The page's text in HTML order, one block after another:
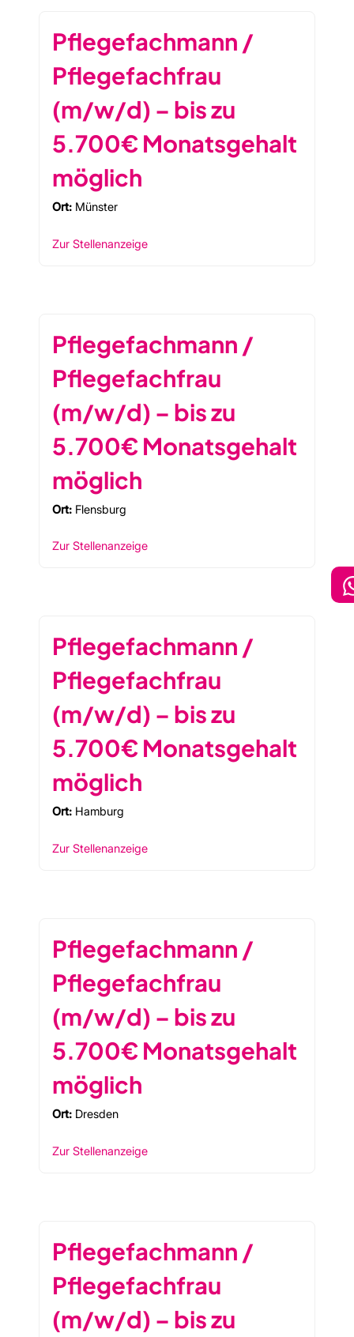
Pflegefachmann /
Pflegefachfrau
(m/w/d) – bis zu
5.700€ Monatsgehalt
möglich
Ort: Münster
Zur Stellenanzeige
Pflegefachmann /
Pflegefachfrau
(m/w/d) – bis zu
5.700€ Monatsgehalt
möglich
Ort: Flensburg
Zur Stellenanzeige
Pflegefachmann /
Pflegefachfrau
(m/w/d) – bis zu
5.700€ Monatsgehalt
möglich
Ort: Hamburg
Zur Stellenanzeige
Pflegefachmann /
Pflegefachfrau
(m/w/d) – bis zu
5.700€ Monatsgehalt
möglich
Ort: Dresden
Zur Stellenanzeige
Pflegefachmann /
Pflegefachfrau
(m/w/d) – bis zu